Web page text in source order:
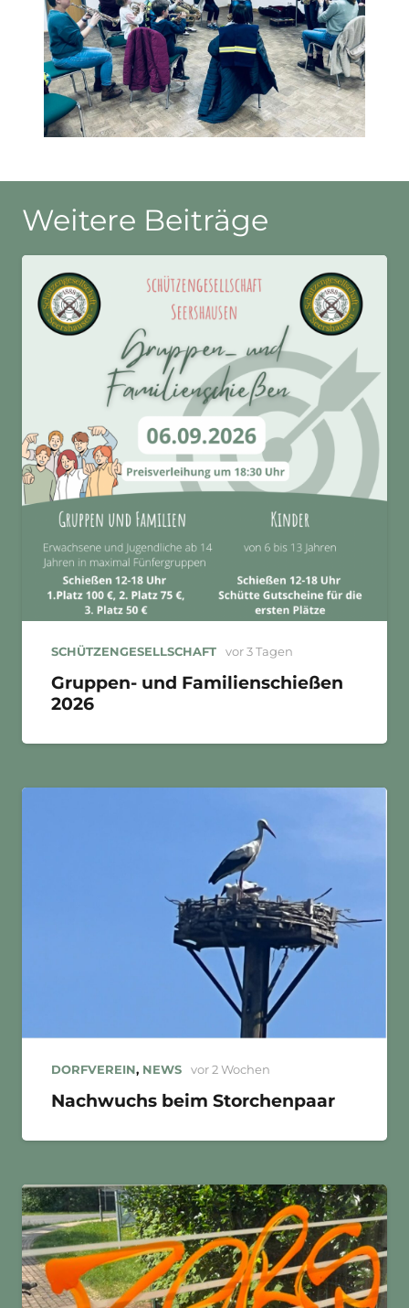
Weitere Beiträge
SCHÜTZENGESELLSCHAFT vor 3 Tagen
Gruppen- und Familienschießen
2026
DORFVEREIN, NEWS vor 2 Wochen
Nachwuchs beim Storchenpaar